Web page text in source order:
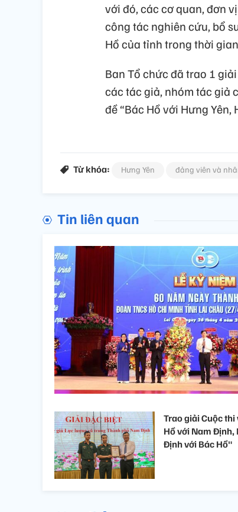
với đó, các cơ quan, đơn
công tác nghiên cứu, bổ
Hồ của tỉnh trong thời
Ban Tổ chức đã trao 1
các tác giả, nhóm tác giả
đề “Bác Hồ với Hưng Yên,
Từ khóa: Hưng Yên đảng viên và
Tin liên quan
Trao giải Cuộc
Hồ với Nam Định,
Định với Bác Hồ"